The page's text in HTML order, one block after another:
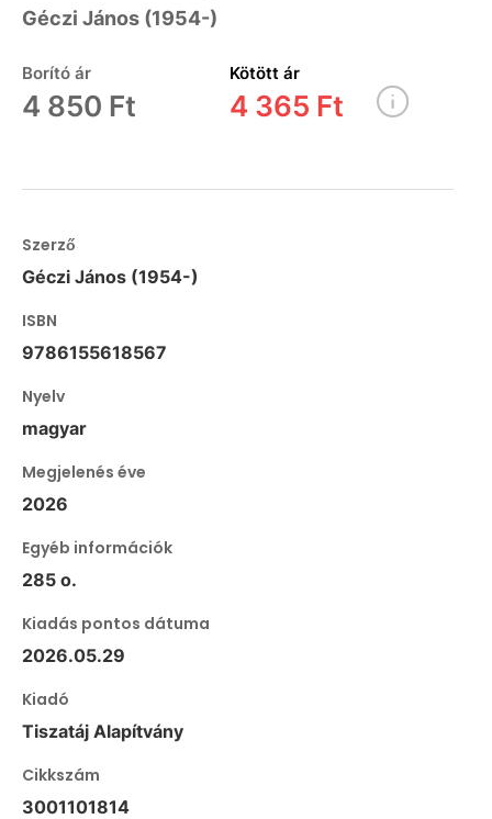
Géczi János (1954-)
Borító ár
4 850 Ft
Kötött ár
4 365 Ft
Szerző
Géczi János (1954-)
ISBN
9786155618567
Nyelv
magyar
Megjelenés éve
2026
Egyéb információk
285 o.
Kiadás pontos dátuma
2026.05.29
Kiadó
Tiszatáj Alapítvány
Cikkszám
3001101814